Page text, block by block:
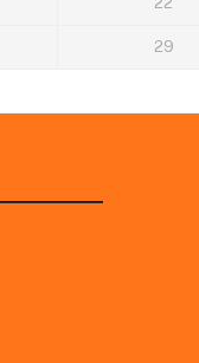
29